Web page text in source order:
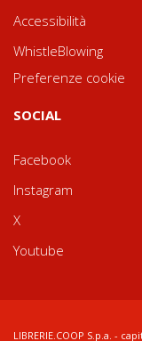
Accessibilità
WhistleBlowing
Preferenze cookie
SOCIAL
Facebook
Instagram
X
Youtube
LIBRERIE.COOP S.p.a. -